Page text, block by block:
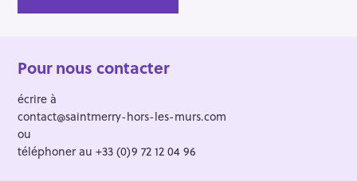
Pour nous contacter
écrire à
contact@saintmerry-hors-les-murs.com
ou
téléphoner au +33 (0)9 72 12 04 96